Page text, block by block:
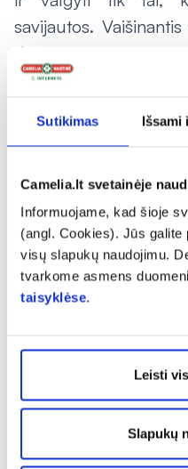
Sutikimas Išsami
Camelia.lt svetainėje
Informuojame, kad šioje
(angl. Cookies). Jūs
visų slapukų naudojimu.
tvarkome asmens
taisyklėse.
Leisti
Slapukų
savijautos.
dėmesį ir į
vaisiams, riešutams,
Ji primena, kad
turėtų nepamiršti
Kokius preparatus
Vaistininkė
šventes, dažnai
gerai ir tęsti
Ji paaiškina, jog
savimi kartu
svarbu žinoti, kokie